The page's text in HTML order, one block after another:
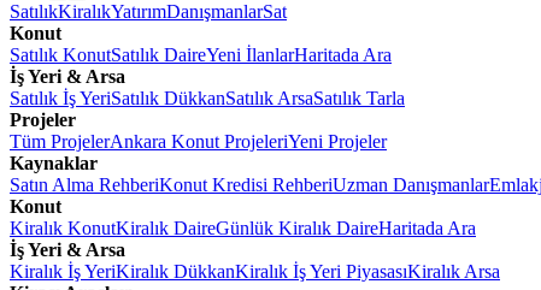
SatılıkKiralıkYatırımDanışmanlarSat
Konut
Satılık KonutSatılık DaireYeni İlanlarHaritada Ara
İş Yeri & Arsa
Satılık İş YeriSatılık DükkanSatılık ArsaSatılık Tarla
Projeler
Tüm ProjelerAnkara Konut ProjeleriYeni Projeler
Kaynaklar
Satın Alma RehberiKonut Kredisi RehberiUzman Danışmanlar
Konut
Kiralık KonutKiralık DaireGünlük Kiralık DaireHaritada Ara
İş Yeri & Arsa
Kiralık İş YeriKiralık DükkanKiralık İş Yeri PiyasasıKiralık Arsa